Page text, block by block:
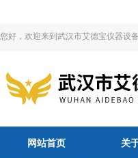
您好，欢迎来到武汉市艾德宝仪器设
网站首页 关